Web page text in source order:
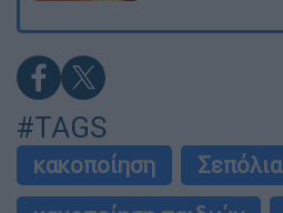
#TAGS
κακοποίηση
Σεπόλια